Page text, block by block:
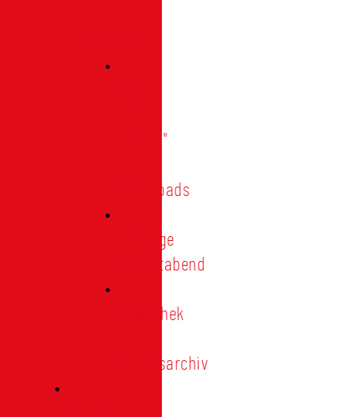
"digital"
Downloads
Vorträge
Heimatabend
Bibliothek
Vereinsarchiv